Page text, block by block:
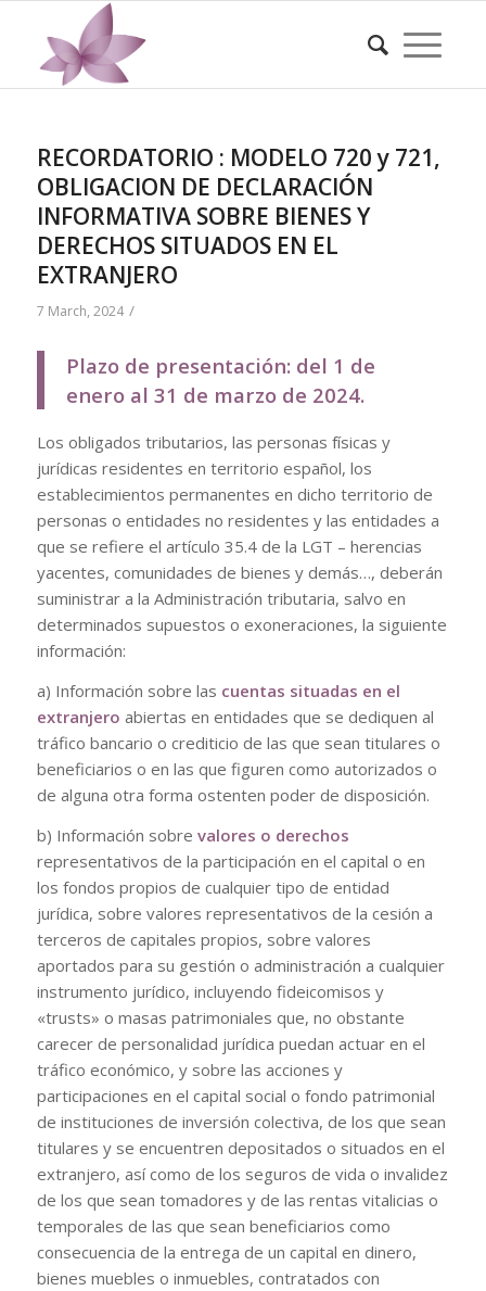
RECORDATORIO : MODELO 720 y 721,
OBLIGACION DE DECLARACIÓN
INFORMATIVA SOBRE BIENES Y
DERECHOS SITUADOS EN EL
EXTRANJERO
7 March, 2024 /
Plazo de presentación: del 1 de
enero al 31 de marzo de 2024.
Los obligados tributarios, las personas físicas y
jurídicas residentes en territorio español, los
establecimientos permanentes en dicho territorio de
personas o entidades no residentes y las entidades a
que se refiere el artículo 35.4 de la LGT – herencias
yacentes, comunidades de bienes y demás…, deberán
suministrar a la Administración tributaria, salvo en
determinados supuestos o exoneraciones, la siguiente
información:
a) Información sobre las cuentas situadas en el
extranjero abiertas en entidades que se dediquen al
tráfico bancario o crediticio de las que sean titulares o
beneficiarios o en las que figuren como autorizados o
de alguna otra forma ostenten poder de disposición.
b) Información sobre valores o derechos
representativos de la participación en el capital o en
los fondos propios de cualquier tipo de entidad
jurídica, sobre valores representativos de la cesión a
terceros de capitales propios, sobre valores
aportados para su gestión o administración a cualquier
instrumento jurídico, incluyendo fideicomisos y
«trusts» o masas patrimoniales que, no obstante
carecer de personalidad jurídica puedan actuar en el
tráfico económico, y sobre las acciones y
participaciones en el capital social o fondo patrimonial
de instituciones de inversión colectiva, de los que sean
titulares y se encuentren depositados o situados en el
extranjero, así como de los seguros de vida o invalidez
de los que sean tomadores y de las rentas vitalicias o
temporales de las que sean beneficiarios como
consecuencia de la entrega de un capital en dinero,
bienes muebles o inmuebles, contratados con